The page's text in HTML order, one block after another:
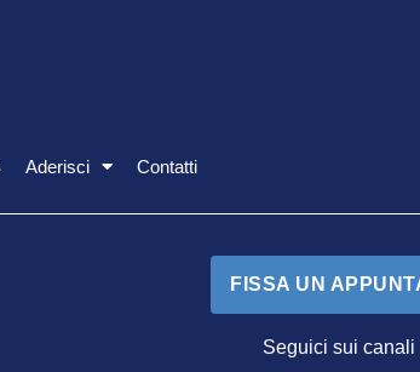
Aderisci Contatti
FISSA UN
Seguici sui canali